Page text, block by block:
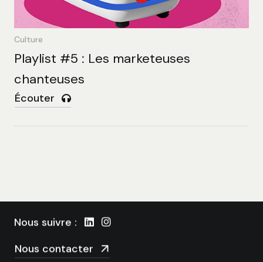
Culture
Playlist #5 : Les marketeuses
chanteuses
Écouter
Conseil en création et communication
digitale
Nous suivre :
Nous contacter